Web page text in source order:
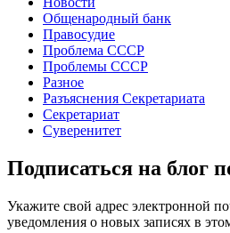
Общенародный банк
Правосудие
Проблема СССР
Проблемы СССР
Разное
Разъяснения Секретариата
Секретариат
Суверенитет
Подписаться на блог
Укажите свой адрес электронной
уведомления о новых записях в